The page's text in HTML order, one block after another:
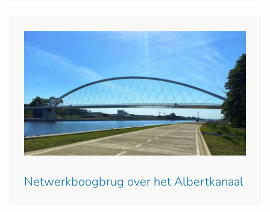
Netwerkboogbrug over het Albertkanaal